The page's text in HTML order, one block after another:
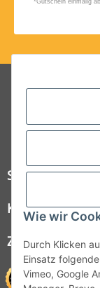
Wie wir
Durch Klicken
Einsatz
Vimeo, Google
Steelboxx
Kundenservice